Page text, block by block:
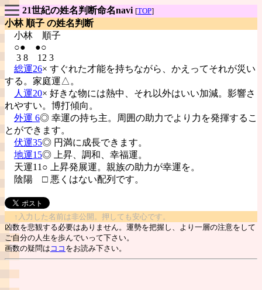
21世紀の姓名判断命名navi [TOP]
小林 順子 の姓名判断
小林 順子
○● ●○
3 8 12 3
総運26× すぐれた才能を持ちながら、かえってそれが災い
する。家庭運△。
人運20× 好きな物には熱中、それ以外はいい加減。影響さ
れやすい。博打傾向。
外運 6◎ 幸運の持ち主。周囲の助力でより力を発揮するこ
とができます。
伏運35◎ 円満に成長できます。
地運15◎ 上昇、調和、幸福運。
天運11○ 上昇発展運。親族の助力が幸運を。
陰陽 □ 悪くはない配列です。
↑入力した名前は非公開。押しても安心です。
凶数を悲観する必要はありません。運勢を把握し、より一層の注意をして
ご自分の人生を歩んでいって下さい。
画数の疑問は ココ をお読み下さい。